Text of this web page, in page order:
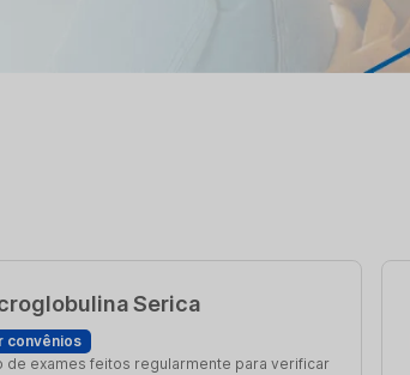
Serica
convênios
de exames feitos regularmente para verificar